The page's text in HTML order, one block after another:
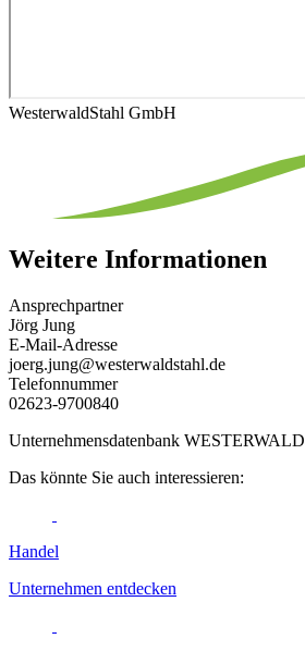
WesterwaldStahl GmbH
Weitere Informationen
Ansprechpartner
Jörg Jung
E-Mail-Adresse
joerg.jung@westerwaldstahl.de
Telefonnummer
02623-9700840
Unternehmensdatenbank WESTERWALD
Das könnte Sie auch interessieren:
Handel
Unternehmen entdecken